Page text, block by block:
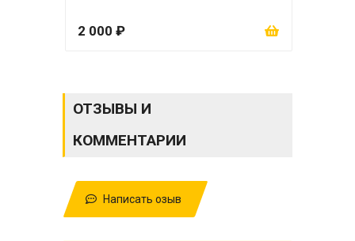
2 000 ₽
ОТЗЫВЫ И
КОММЕНТАРИИ
Написать озыв